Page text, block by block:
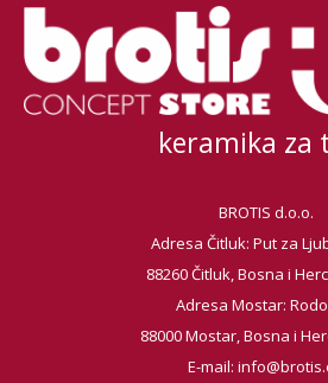
Vrsta asortimana
keramika za
BROTIS d.o.o.
Adresa Čitluk: Put za
88260 Čitluk, Bosna i
Adresa Mostar:
88000 Mostar, Bosna i
E-mail: